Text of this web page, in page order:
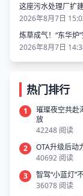
这座污水处理厂扩
2026年8月7日
炼草成气！“东华炉
2026年8月7日
热门排行
1
璀璨夜空共赴
放
42248 阅读
2
OTA升级后动
40692 阅读
3
智驾“小蓝灯”
36078 阅读